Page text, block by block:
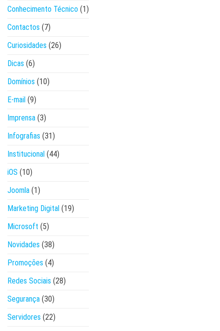
Conhecimento Técnico (1)
Contactos (7)
Curiosidades (26)
Dicas (6)
Domínios (10)
E-mail (9)
Imprensa (3)
Infografias (31)
Institucional (44)
iOS (10)
Joomla (1)
Marketing Digital (19)
Microsoft (5)
Novidades (38)
Promoções (4)
Redes Sociais (28)
Segurança (30)
Servidores (22)